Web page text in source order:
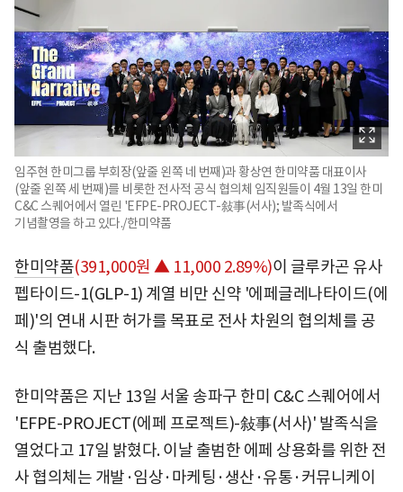
임주현 한미그룹 부회장(앞줄 왼쪽 네 번째)과 황상연 한미약품 대표이사
(앞줄 왼쪽 세 번째)를 비롯한 전사적 공식 협의체 임직원들이 4월 13일 한미
C&C 스퀘어에서 열린 'EFPE-PROJECT-敍事(서사); 발족식에서
기념촬영을 하고 있다./한미약품
한미약품(391,000원 ▲ 11,000 2.89%)이 글루카곤 유사
펩타이드-1(GLP-1) 계열 비만 신약 '에페글레나타이드(에
페)'의 연내 시판 허가를 목표로 전사 차원의 협의체를 공
식 출범했다.
한미약품은 지난 13일 서울 송파구 한미 C&C 스퀘어에서
'EFPE-PROJECT(에페 프로젝트)-敍事(서사)' 발족식을
열었다고 17일 밝혔다. 이날 출범한 에페 상용화를 위한 전
사 협의체는 개발·임상·마케팅·생산·유통·커뮤니케이